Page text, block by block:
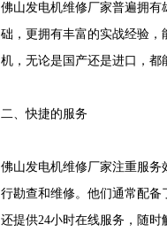
佛山发电机维修厂家普遍拥
础，更拥有丰富的实战经验
机，无论是国产还是进口，都
二、快捷的服务
佛山发电机维修厂家注重服
行勘查和维修。他们通常配
还提供24小时在线服务，随